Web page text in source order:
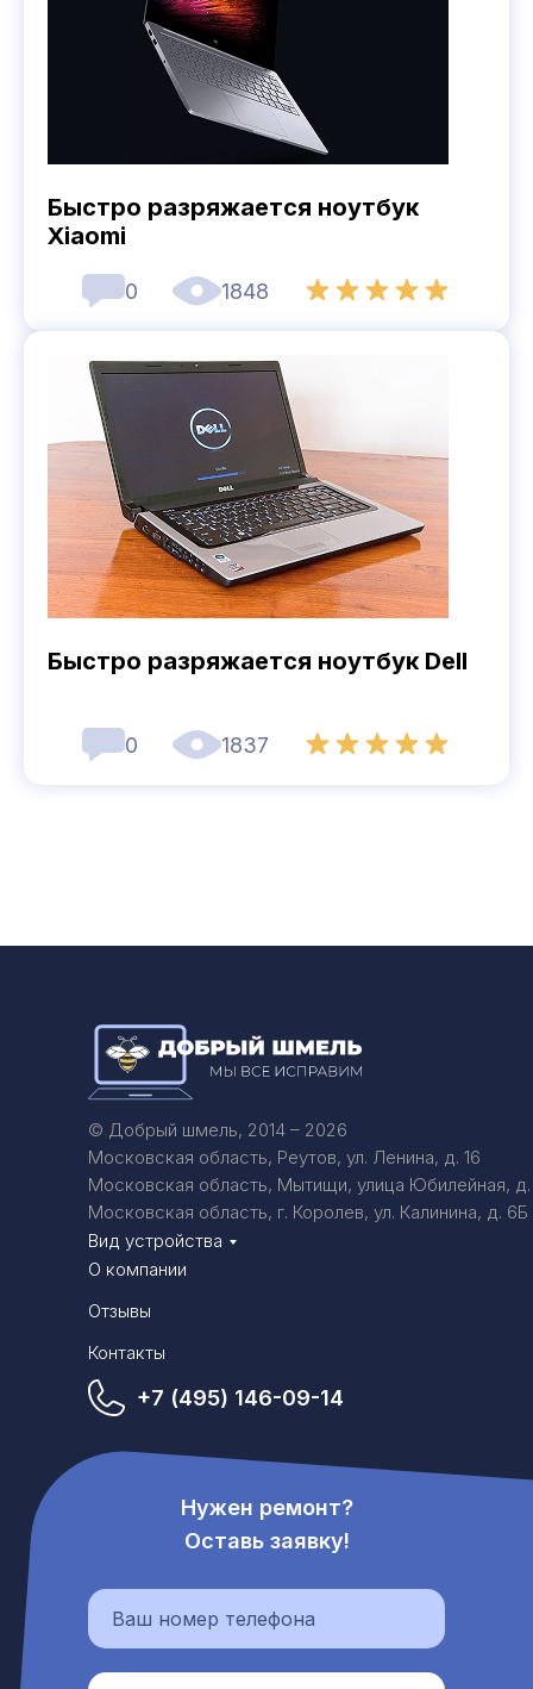
Быстро разряжается ноутбук
Xiaomi
0 1848
Быстро разряжается ноутбук Dell
0 1837
Вид устройства
О компании
Отзывы
Контакты
+7 (495) 146-09-14
Нужен ремонт?
Оставь заявку!
© Добрый шмель, 2014 – 2026
Московская область, Реутов, ул. Ленина, д. 16
Московская область, Мытищи, улица Юбилейная,
Московская область, г. Королев, ул. Калинина, д. 6Б